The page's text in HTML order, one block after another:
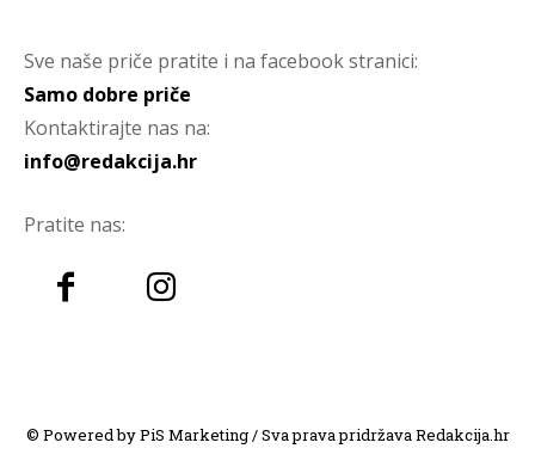
Sve naše priče pratite i na facebook stranici:
Samo dobre priče
Kontaktirajte nas na:
info@redakcija.hr
Pratite nas:
© Powered by PiS Marketing / Sva prava pridržava Redakcija.hr